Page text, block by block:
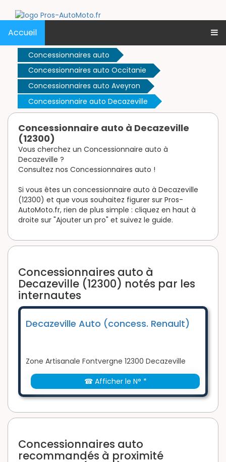
Accueil
Concessionnaires auto
Concessionnaires auto Occitanie
Concessionnaires auto Aveyron
Concessionnaire auto Decazeville
Concessionnaire auto à Decazeville
(12300)
Vous cherchez un Concessionnaire auto à
Decazeville ?
Consultez nos Concessionnaires auto !
Si vous êtes un concessionnaire auto à Decazeville
(12300) et que vous souhaitez figurer sur Pros-
AutoMoto.fr, rien de plus simple : cliquez en haut à
droite sur "Ajouter un pro" et suivez le guide.
Concessionnaires auto à
Decazeville (12300) notés par les
internautes
Decazeville Auto (concess. Renault)
Zone Artisanale Fontvergne 12300 Decazeville
☎ Afficher le N° *
Concessionnaires auto
recommandés à proximité